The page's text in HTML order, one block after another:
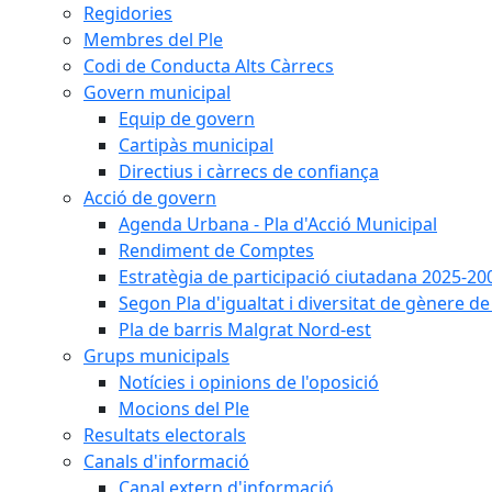
Regidories
Membres del Ple
Codi de Conducta Alts Càrrecs
Govern municipal
Equip de govern
Cartipàs municipal
Directius i càrrecs de confiança
Acció de govern
Agenda Urbana - Pla d'Acció Municipal
Rendiment de Comptes
Estratègia de participació ciutadana 2025-
Segon Pla d'igualtat i diversitat de gènere
Pla de barris Malgrat Nord-est
Grups municipals
Notícies i opinions de l'oposició
Mocions del Ple
Resultats electorals
Canals d'informació